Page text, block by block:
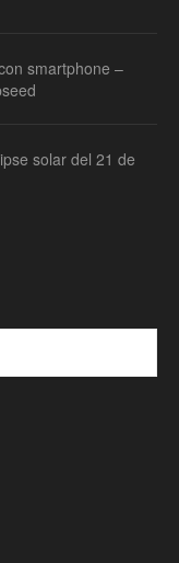
smartphone –
solar del 21 de